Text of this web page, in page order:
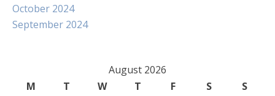
October 2024
September 2024
August 2026
M
T W T F S
S